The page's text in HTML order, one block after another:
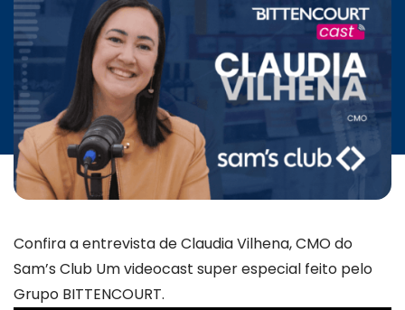
INICIATIVAS
CONTATO
Confira a entrevista de Claudia Vilhena, CMO do
Sam’s Club Um videocast super especial feito pelo
Grupo BITTENCOURT.